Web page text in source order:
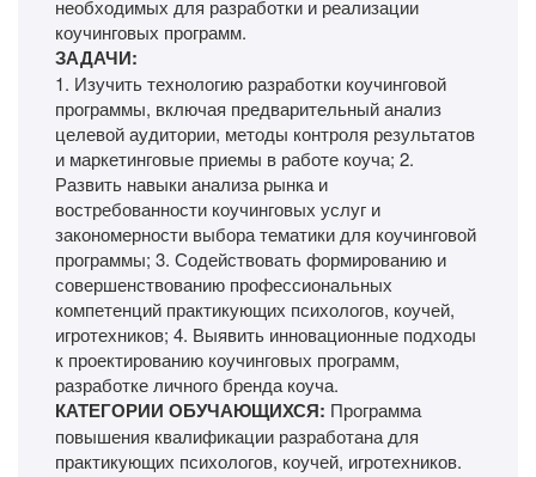
необходимых для разработки и реализации
коучинговых программ.
ЗАДАЧИ:
1. Изучить технологию разработки коучинговой
программы, включая предварительный анализ
целевой аудитории, методы контроля результатов
и маркетинговые приемы в работе коуча; 2.
Развить навыки анализа рынка и
востребованности коучинговых услуг и
закономерности выбора тематики для коучинговой
программы; 3. Содействовать формированию и
совершенствованию профессиональных
компетенций практикующих психологов, коучей,
игротехников; 4. Выявить инновационные подходы
к проектированию коучинговых программ,
разработке личного бренда коуча.
КАТЕГОРИИ ОБУЧАЮЩИХСЯ: Программа
повышения квалификации разработана для
практикующих психологов, коучей, игротехников.